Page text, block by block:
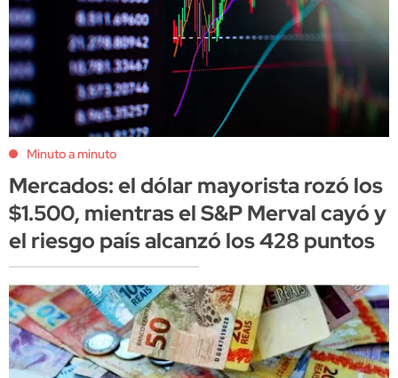
Minuto a minuto
Mercados: el dólar mayorista rozó los
$1.500, mientras el S&P Merval cayó y
el riesgo país alcanzó los 428 puntos